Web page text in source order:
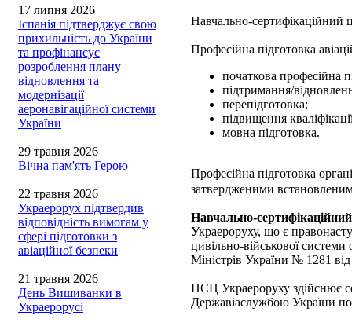
17 липня 2026
Іспанія підтверджує свою
прихильність до України
та профінансує
розроблення плану
відновлення та
модернізації
аеронавігаційної системи
України
29 травня 2026
Вічна пам'ять Герою
22 травня 2026
Украерорух підтвердив
відповідність вимогам у
сфері підготовки з
авіаційної безпеки
21 травня 2026
День Вишиванки в
Украерорусі
Навчально-сертифікаційний
Професійна підготовка
початкова професійна
підтримання/
перепідготовка;
підвищення
мовна підготовка.
Професійна підготовка
затвердженими
Навчально-
Украероруху, що є
цивільно-військової системи
Міністрів України № 1281
НСЦ Украероруху здійснює
Державіаслужбою України